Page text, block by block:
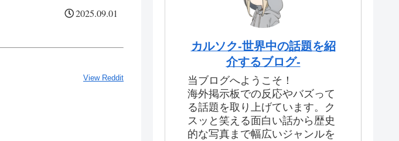
2025.09.01
View Reddit
カルソク-世界中の話題を紹
介するブログ-
当ブログへようこそ！
海外掲示板での反応やバズって
る話題を取り上げています。ク
スッと笑える面白い話から歴史
的な写真まで幅広いジャンルを